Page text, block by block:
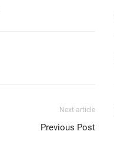
Next article
Previous Post